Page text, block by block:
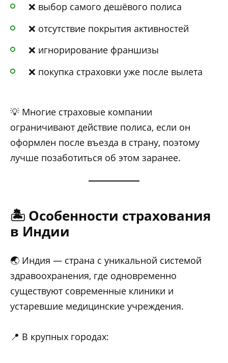
❌ выбор самого дешёвого полиса
❌ отсутствие покрытия активностей
❌ игнорирование франшизы
❌ покупка страховки уже после вылета
💡 Многие страховые компании
ограничивают действие полиса, если он
оформлен после въезда в страну, поэтому
лучше позаботиться об этом заранее.
🏝️ Особенности страхования
в Индии
🌏 Индия — страна с уникальной системой
здравоохранения, где одновременно
существуют современные клиники и
устаревшие медицинские учреждения.
📍 В крупных городах: